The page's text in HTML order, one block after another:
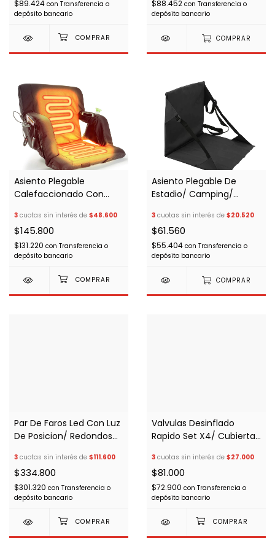
$89.424 con Transferencia o
depósito bancario
$88.452 con Transferencia o
depósito bancario
COMPRAR
Asiento Plegable
Calefaccionado Con
3 cuotas sin interés de $48.600
$145.800
$131.220 con Transferencia o
depósito bancario
Asiento Plegable De
Estadio/ Camping/
3 cuotas sin interés de $20.520
$61.560
$55.404 con Transferencia o
depósito bancario
COMPRAR
Par De Faros Led Con Luz
De Posicion/ Redondos
3 cuotas sin interés de $111.600
$334.800
$301.320 con Transferencia o
depósito bancario
Valvulas Desinflado
Rapido Set X4/ Cubiertas
3 cuotas sin interés de $27.000
$81.000
$72.900 con Transferencia o
depósito bancario